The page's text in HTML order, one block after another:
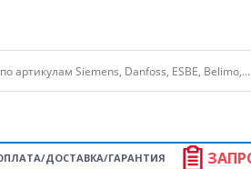
ДОСТАВКА/ГАРАНТИЯ